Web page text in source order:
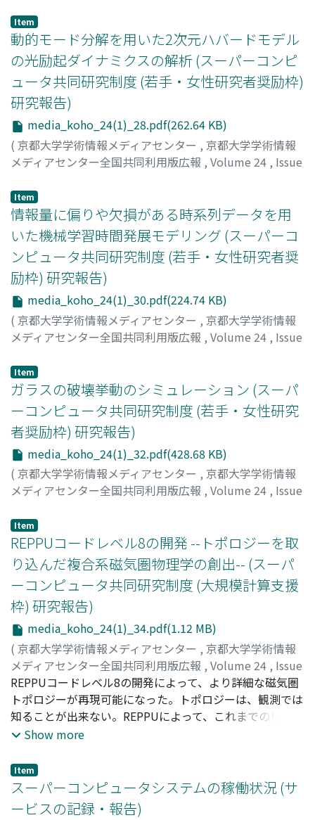
齊藤, 慎之介
Item
動的モード分解を用いた2次元ハバードモデル
の光励起ダイナミクスの解析 (スーパーコンピ
ュータ共同研究制度 (若手・女性研究者奨励枠)
研究報告)
media_koho_24(1)_28.pdf(262.64 KB)
( 京都大学学術情報メディアセンター , 京都大学学術情報
メディアセンター全国共同利用版広報 , Volume 24 , Issue
時本, 純
Item
情報量に偏りや欠損がある時系列データを用
いた機械学習時間発展モデリング (スーパーコ
ンピュータ共同研究制度 (若手・女性研究者奨
励枠) 研究報告)
media_koho_24(1)_30.pdf(224.74 KB)
( 京都大学学術情報メディアセンター , 京都大学学術情報
メディアセンター全国共同利用版広報 , Volume 24 , Issue
中井, 拳吾
Item
ガラスの破壊挙動のシミュレーション (スーパ
ーコンピュータ共同研究制度 (若手・女性研究
者奨励枠) 研究報告)
media_koho_24(1)_32.pdf(428.68 KB)
( 京都大学学術情報メディアセンター , 京都大学学術情報
メディアセンター全国共同利用版広報 , Volume 24 , Issue
篠崎, 健二
Item
REPPUコードレベル8の開発 --トポロジーを取
り込んだ複合系磁気圏物理学の創出-- (スーパ
ーコンピュータ共同研究制度 (大規模計算支援
枠) 研究報告)
media_koho_24(1)_34.pdf(1.12 MB)
( 京都大学学術情報メディアセンター , 京都大学学術情報
メディアセンター全国共同利用版広報 , Volume 24 , Issue
1,2026,pp.34-40)
田中, 高史
REPPUコードレベル8の開発によって、より詳細な磁気圏
トポロジーが再現可能になった。トポロジーは、観測では
知ることが出来ない。REPPUによって、これまでのリコネ
クションだけに依存した磁気圏変動から、トポロジー変化
Show more
Item
スーパーコンピュータシステムの稼働状況 (サ
ービスの記録・報告)